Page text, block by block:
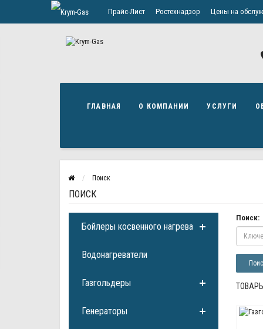
Прайс-Лист Ростехнадзор Цены на
ГЛАВНАЯ О КОМПАНИИ УСЛУГИ
Поиск
ПОИСК
Бойлеры косвенного нагрева
Водонагреватели
Газгольдеры
Генераторы
Поиск: